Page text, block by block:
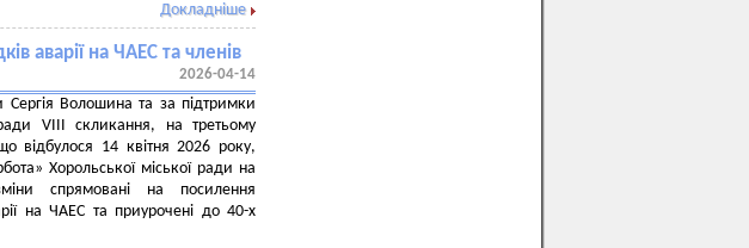
Докладніше
аварії на ЧАЕС та членів
2026-04-14
Сергія Волошина та за підтримки
ради VIII скликання, на третьому
відбулося 14 квітня 2026 року,
Хорольської міської ради на
спрямовані на посилення
на ЧАЕС та приурочені до 40-х